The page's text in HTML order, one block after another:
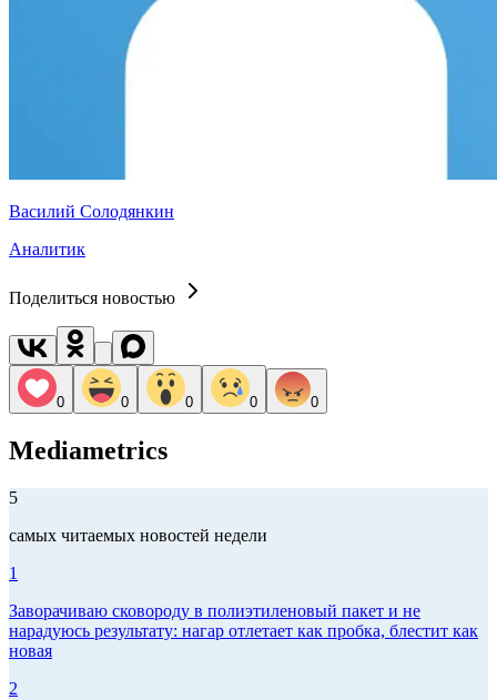
Василий Солодянкин
Аналитик
Поделиться новостью
0 0 0 0 0
Mediametrics
5
самых читаемых новостей недели
1
Заворачиваю сковороду в полиэтиленовый пакет и не
нарадуюсь результату: нагар отлетает как пробка, блестит как
новая
2